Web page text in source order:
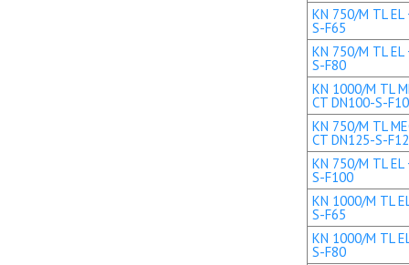
KN 750/M TL EL
S-F65
KN 750/M TL EL
S-F80
KN 1000/M TL
CT DN100-S-
KN 750/M TL
CT DN125-S-
KN 750/M TL EL
S-F100
KN 1000/M TL
S-F65
KN 1000/M TL
S-F80